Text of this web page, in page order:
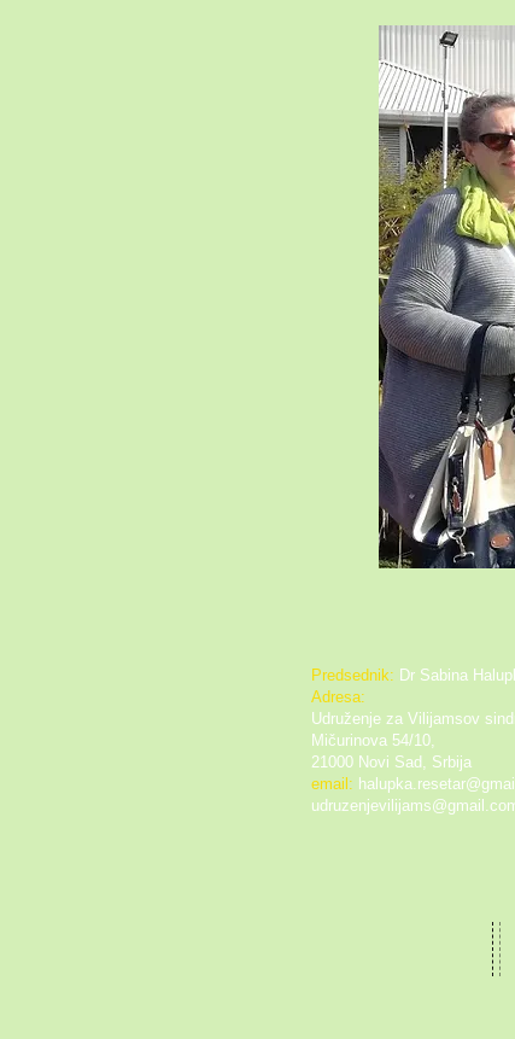
Predsednik: Dr Sabina
Adresa:
Udruženje za Vilijamsov
Mičurinova 54/10,
21000 Novi Sad, Srbija
email: